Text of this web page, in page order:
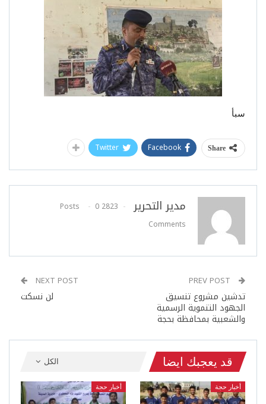
سبأ
Share
Facebook
Twitter
مدير التحرير 2823 Posts
0
Comments
تدشين مشروع تنسيق
الجهود التنموية الرسمية
والشعبية بمحافظة بحجة
NEXT POST
لن نسكت
الكل قد يعجبك ايضا
أخبار حجة أخبار حجة